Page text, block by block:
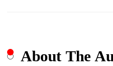
About The